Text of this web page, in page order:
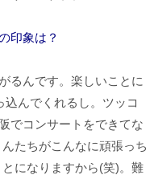
印象は？
るんです。楽しいことに
んでくれるし。ツッコ
でコンサートをできてな
たちがこんなに頑張っち
になりますから(笑)。難